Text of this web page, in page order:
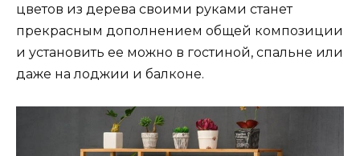
цветов из дерева своими руками станет
прекрасным дополнением общей композиции
и установить ее можно в гостиной, спальне или
даже на лоджии и балконе.